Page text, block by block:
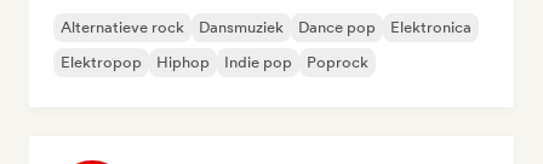
Alternatieve rock Dansmuziek Dance pop
Elektronica
Elektropop
Hiphop Indie pop Poprock